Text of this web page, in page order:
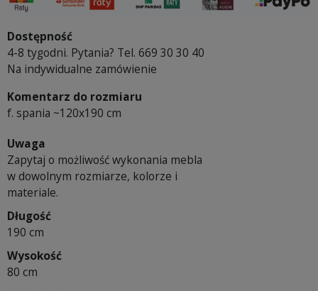
Dostępność
4-8 tygodni. Pytania? Tel. 669 30 30 40
Na indywidualne zamówienie
Komentarz do rozmiaru
f. spania ~120x190 cm
Uwaga
Zapytaj o możliwość wykonania mebla
w dowolnym rozmiarze, kolorze i
materiale.
Długość
190 cm
Wysokość
80 cm